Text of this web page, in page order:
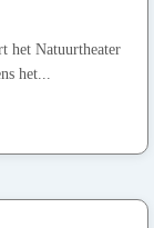
het Natuurtheater
het...